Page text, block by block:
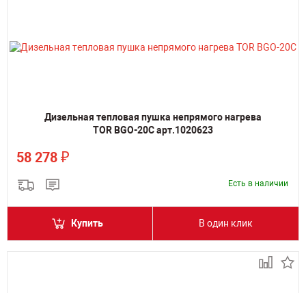
Дизельная тепловая пушка непрямого нагрева
TOR BGO-20C арт.1020623
58 278 ₽
Есть в наличии
Купить В один клик